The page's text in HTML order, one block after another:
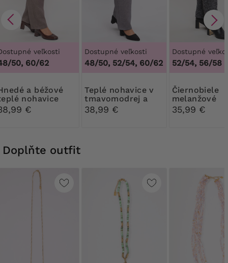
veľkosti
50, 60/62
nohavice
€
Dostupné veľkosti
48/50, 52/54, 60/62
Teplé nohavice v
tmavomodrej a
béžovej farbe
38,99 €
Dostupné
52/54, 56/58
Čiernobiele
melanžové
nohavice
35,99 €
Doplňte outfit